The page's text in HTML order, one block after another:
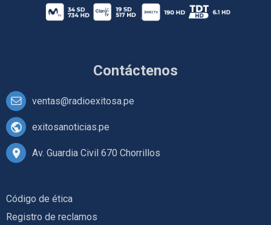
Contáctenos
ventas@radioexitosa.pe
exitosanoticias.pe
Av. Guardia Civil 670 Chorrillos
Código de ética
Registro de reclamos